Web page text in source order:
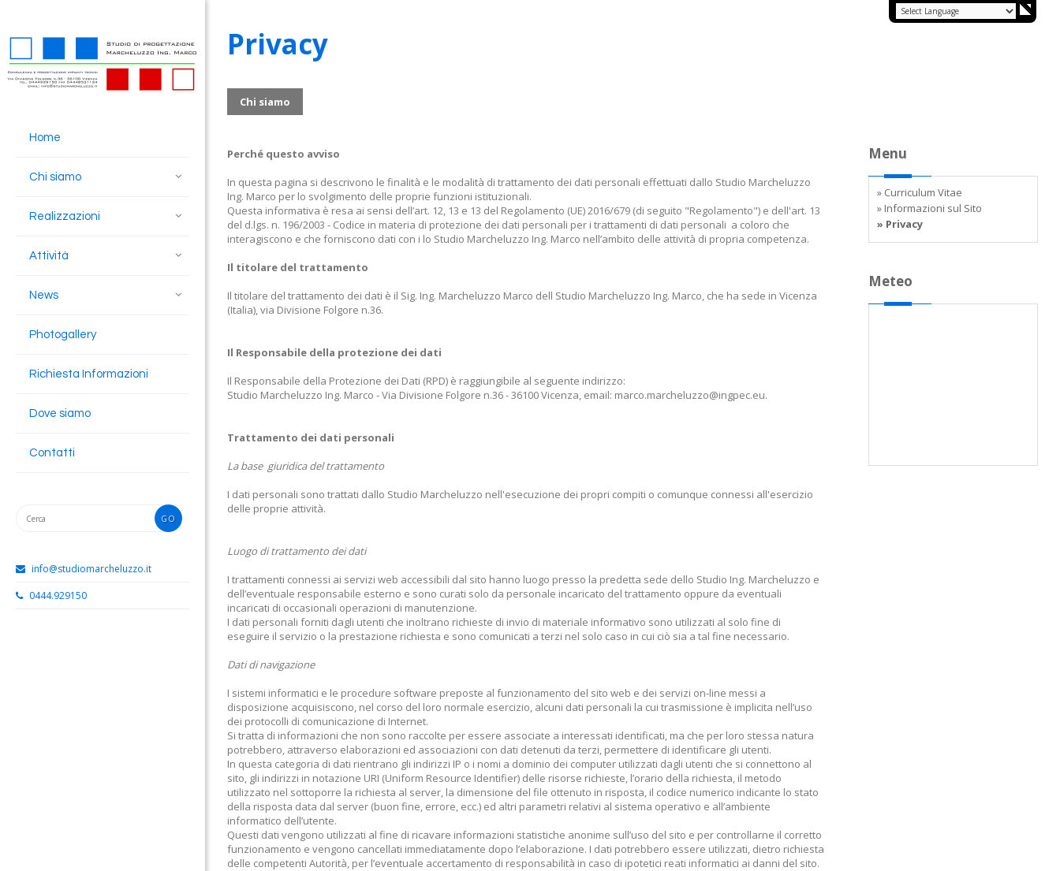
Home
Chi siamo
Realizzazioni
Attività
News
Photogallery
Richiesta Informazioni
Dove siamo
Contatti
info@studiomarcheluzzo.it
0444.929150
Privacy
Chi siamo
Perché questo avviso
In questa pagina si descrivono le finalità e le modalità di trattamento dei dati personali effettuati dallo Studio Marcheluzzo
Ing. Marco per lo svolgimento delle proprie funzioni istituzionali.
Questa informativa è resa ai sensi dell’art. 12, 13 e 13 del Regolamento (UE) 2016/679 (di seguito "Regolamento") e dell'art. 13
del d.lgs. n. 196/2003 - Codice in materia di protezione dei dati personali per i trattamenti di dati personali a coloro che
interagiscono e che forniscono dati con i lo Studio Marcheluzzo Ing. Marco nell’ambito delle attività di propria competenza.
Il titolare del trattamento
Il titolare del trattamento dei dati è il Sig. Ing. Marcheluzzo Marco dell Studio Marcheluzzo Ing. Marco, che ha sede in Vicenza
(Italia), via Divisione Folgore n.36.
Il Responsabile della protezione dei dati
Il Responsabile della Protezione dei Dati (RPD) è raggiungibile al seguente indirizzo:
Studio Marcheluzzo Ing. Marco - Via Divisione Folgore n.36 - 36100 Vicenza, email: marco.marcheluzzo@ingpec.eu.
Trattamento dei dati personali
La base giuridica del trattamento
I dati personali sono trattati dallo Studio Marcheluzzo nell'esecuzione dei propri compiti o comunque connessi all'esercizio
delle proprie attività.
Luogo di trattamento dei dati
I trattamenti connessi ai servizi web accessibili dal sito hanno luogo presso la predetta sede dello Studio Ing. Marcheluzzo e
dell’eventuale responsabile esterno e sono curati solo da personale incaricato del trattamento oppure da eventuali
incaricati di occasionali operazioni di manutenzione.
I dati personali forniti dagli utenti che inoltrano richieste di invio di materiale informativo sono utilizzati al solo fine di
eseguire il servizio o la prestazione richiesta e sono comunicati a terzi nel solo caso in cui ciò sia a tal fine necessario.
Dati di navigazione
I sistemi informatici e le procedure software preposte al funzionamento del sito web e dei servizi on-line messi a
disposizione acquisiscono, nel corso del loro normale esercizio, alcuni dati personali la cui trasmissione è implicita nell’uso
dei protocolli di comunicazione di Internet.
Si tratta di informazioni che non sono raccolte per essere associate a interessati identificati, ma che per loro stessa natura
potrebbero, attraverso elaborazioni ed associazioni con dati detenuti da terzi, permettere di identificare gli utenti.
In questa categoria di dati rientrano gli indirizzi IP o i nomi a dominio dei computer utilizzati dagli utenti che si connettono al
sito, gli indirizzi in notazione URI (Uniform Resource Identifier) delle risorse richieste, l’orario della richiesta, il metodo
utilizzato nel sottoporre la richiesta al server, la dimensione del file ottenuto in risposta, il codice numerico indicante lo stato
della risposta data dal server (buon fine, errore, ecc.) ed altri parametri relativi al sistema operativo e all’ambiente
informatico dell’utente.
Questi dati vengono utilizzati al fine di ricavare informazioni statistiche anonime sull’uso del sito e per controllarne il corretto
funzionamento e vengono cancellati immediatamente dopo l’elaborazione. I dati potrebbero essere utilizzati, dietro richiesta
delle competenti Autorità, per l’eventuale accertamento di responsabilità in caso di ipotetici reati informatici ai danni del sito.
Menu
» Curriculum Vitae
» Informazioni sul Sito
» Privacy
Meteo